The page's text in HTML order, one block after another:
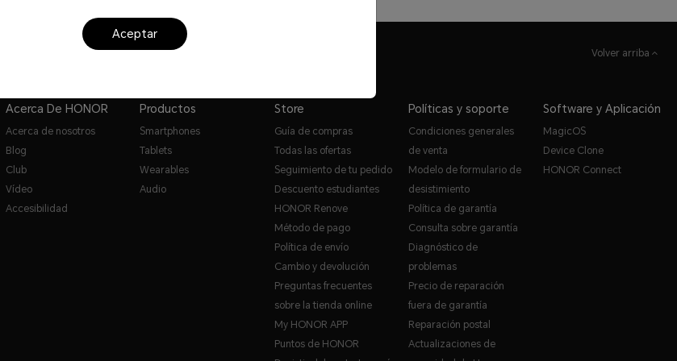
Volver arriba
Acerca De HONOR
Acerca de nosotros
Blog
Club
Vídeo
Accesibilidad
Productos
Smartphones
Tablets
Wearables
Audio
Store
Guía de compras
Todas las ofertas
Seguimiento de tu pedido
Descuento estudiantes
HONOR Renove
Método de pago
Política de envío
Cambio y devolución
Preguntas frecuentes
sobre la tienda online
My HONOR APP
Puntos de HONOR
Políticas y soporte
Condiciones generales
de venta
Modelo de formulario de
desistimiento
Política de garantía
Consulta sobre garantía
Diagnóstico de
problemas
Precio de reparación
fuera de garantía
Reparación postal
Actualizaciones de
Software y Aplicación
MagicOS
Device Clone
HONOR Connect
Aceptar